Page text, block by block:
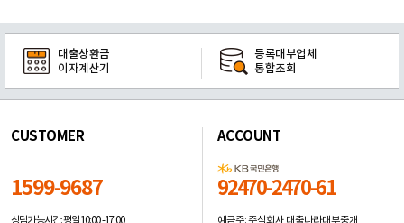
대출상환금
이자계산기
등록대부업체
통합조회
CUSTOMER
1599-9687
ACCOUNT
92470-2470-61
예금주: 주식회사 대출나라대부중개